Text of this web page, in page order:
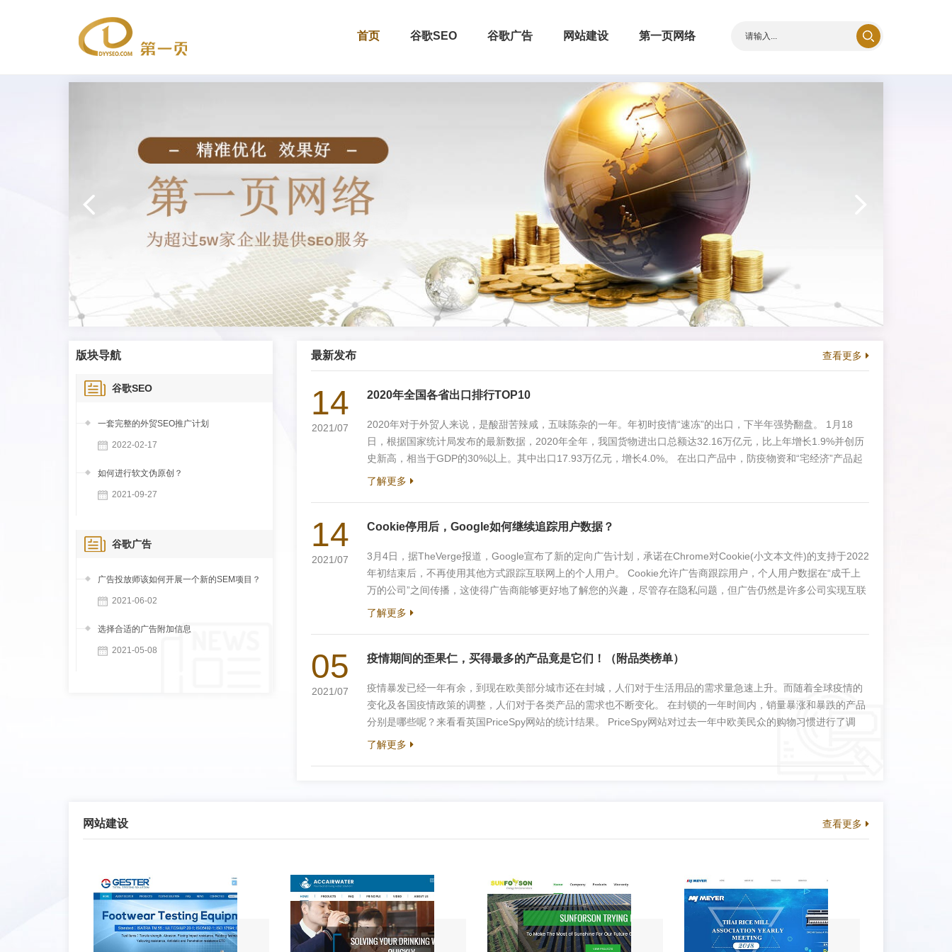
首页 谷歌SEO 谷歌广告 网站建设 第一页网络
最新发布 查看更多
14
2021/07
2020年全国各省出口排行TOP10
2020年对于外贸人来说，是酸甜苦辣咸，五味陈杂的一年。年初时疫情“速冻”的出口，下半年强势翻盘。 1月18
日，根据国家统计局发布的最新数据，2020年全年，我国货物进出口总额达32.16万亿元，比上年增长1.9%并创历
史新高，相当于GDP的30%以上。其中出口17.93万亿元，增长4.0%。 在出口产品中，防疫物资和“宅经济”产品起
了重要的拉动作用。 2020年3月份至年底，全国海关共验放出口主要疫情防控物资价值4385亿元，其中口罩共出口
了解更多
14
2021/07
Cookie停用后，Google如何继续追踪用户数据？
3月4日，据TheVerge报道，Google宣布了新的定向广告计划，承诺在Chrome对Cookie(小文本文件)的支持于2022
年初结束后，不再使用其他方式跟踪互联网上的个人用户。 Cookie允许广告商跟踪用户，个人用户数据在“成千上
万的公司”之间传播，这使得广告商能够更好地了解您的兴趣，尽管存在隐私问题，但广告仍然是许多公司实现互联
网盈利模式的主要方式。 Google是全球最大的数字广告公司，据JounceMedia数据，2020年全球数字广告总支出
了解更多
05
2021/07
疫情期间的歪果仁，买得最多的产品竟是它们！（附品类榜单）
疫情暴发已经一年有余，到现在欧美部分城市还在封城，人们对于生活用品的需求量急速上升。而随着全球疫情的
变化及各国疫情政策的调整，人们对于各类产品的需求也不断变化。 在封锁的一年时间内，销量暴涨和暴跌的产品
分别是哪些呢？来看看英国PriceSpy网站的统计结果。 PriceSpy网站对过去一年中欧美民众的购物习惯进行了调
查。调查表明，欧美购物者平均面临21英镑的物价上涨。某些行业的商品（例如与婚礼相关的商品）需求降为零，
了解更多
版块导航
谷歌SEO
一套完整的外贸SEO推广计划
2022-02-17
如何进行软文伪原创？
2021-09-27
谷歌广告
广告投放师该如何开展一个新的SEM项目？
2021-06-02
选择合适的广告附加信息
2021-05-08
网站建设 查看更多